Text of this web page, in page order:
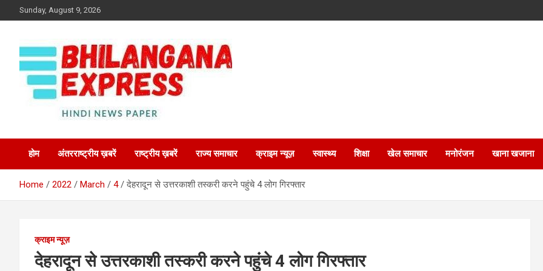
to
Sunday, August 9, 2026
Bhilangana Express
होम अंतरराष्ट्रीय ख़बरें राष्ट्रीय ख़बरें राज्य समाचार क्राइम न्यूज़ स्वास्थ्य शिक्षा खेल समाचार मनोरंजन खाना खजाना
Home 2022 March 4 देहरादून से उत्तरकाशी तस्करी करने पहुंचे 4 लोग गिरफ्तार
क्राइम न्यूज़
देहरादून से उत्तरकाशी तस्करी करने पहुंचे 4 लोग गिरफ्तार